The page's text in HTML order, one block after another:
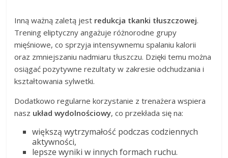
Inną ważną zaletą jest redukcja tkanki tłuszczowej.
Trening eliptyczny angażuje różnorodne grupy
mięśniowe, co sprzyja intensywnemu spalaniu kalorii
oraz zmniejszaniu nadmiaru tłuszczu. Dzięki temu można
osiągać pozytywne rezultaty w zakresie odchudzania i
kształtowania sylwetki.
Dodatkowo regularne korzystanie z trenażera wspiera
nasz układ wydolnościowy, co przekłada się na:
większą wytrzymałość podczas codziennych
aktywności,
lepsze wyniki w innych formach ruchu.